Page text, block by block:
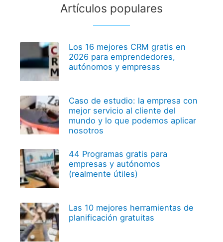
Artículos populares
Los 16 mejores CRM gratis en
2026 para emprendedores,
autónomos y empresas
Caso de estudio: la empresa con
mejor servicio al cliente del
mundo y lo que podemos aplicar
nosotros
44 Programas gratis para
empresas y autónomos
(realmente útiles)
Las 10 mejores herramientas de
planificación gratuitas